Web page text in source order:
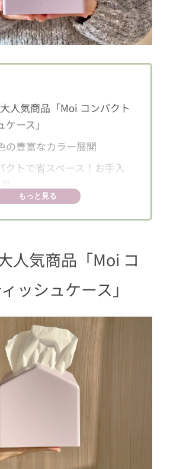
人気商品「Moi コンパクト
ース」
の豊富なカラー展開
クトで省スペース！お手入
由とは？実際に使ってみ
一枚までスルッと引き出せ
もっと見る
人気商品「Moi コ
ッシュケース」